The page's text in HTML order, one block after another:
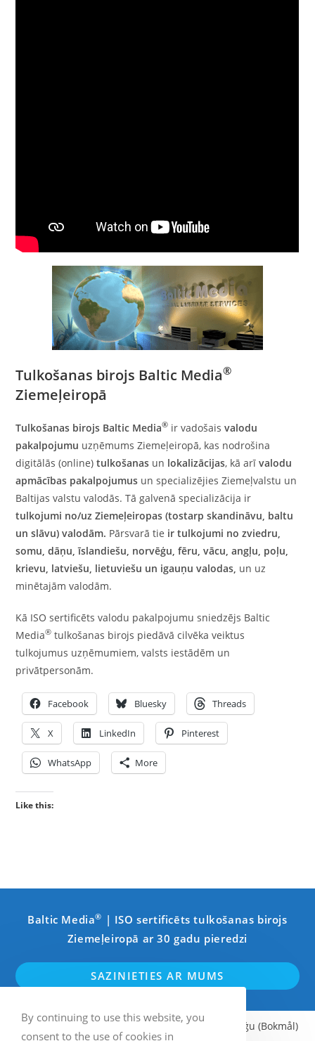
Tulkošanas birojs Baltic Media®
Ziemeļeiropā
Tulkošanas birojs Baltic Media® ir vadošaisvalodu
pakalpojumu uzņēmums Ziemeļeiropā, kas nodrošina
digitālās (online)tulkošanas un lokalizācijas, kā arīvalodu
apmācības pakalpojumus un specializējies Ziemeļvalstu un
Baltijas valstu valodās. Tā galvenā specializācija ir
tulkojumi no/uzZiemeļeiropas (tostarp skandināvu, baltu
un slāvu) valodām. Pārsvarā tie irtulkojumi no zviedru
somu, dāņu ,īslandiešu norvēģu ,fēru ,vācu ,angļu poļu
krievu, latviešu lietuviešu un igauņu valodas un uz
minētajām valodām.
Kā ISO sertificēts valodu pakalpojumu sniedzējs Baltic
Media® tulkošanas birojs piedāvā cilvēka veiktus
tulkojumus uzņēmumiem, valsts iestādēm un
privātpersonām.
Facebook Bluesky Threads
X LinkedIn Pinterest
WhatsApp More
Like this:
Baltic Media® | ISO sertificēts tulkošanas birojs
Ziemeļeiropā ar 30 gadu pieredzi
SAZINIETIES AR MUMS
Angļu Zviedru Somu
Norvēģu (Bokmål)
By continuing to use this website, you
consent to the use of cookies in